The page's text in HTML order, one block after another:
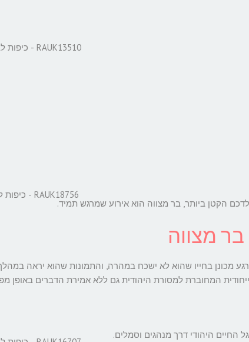
הקטן ביותר, בר מצווה הוא אירוע שמרגש תמיד.
מצווה
מכונן בחייו שהוא לא ישכח במהרה, והתמונות שהוא יראה
המחוברת למסורת היהודית גם ללא אמירת הדברים באופן
החיים היהודי דרך מנהגים וסמלים.